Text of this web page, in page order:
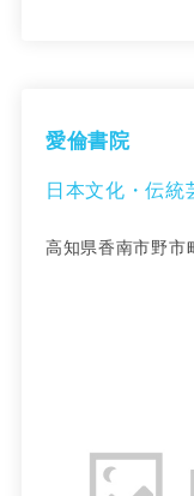
愛倫書院
日本文化・伝統
高知県香南市野市